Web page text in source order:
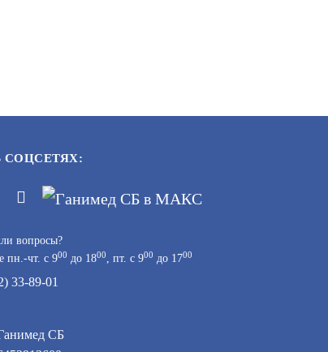
вопросы?
пн.-чт. с 900 до 1800, пт. с 900 до 1700
33-89-01
СБ